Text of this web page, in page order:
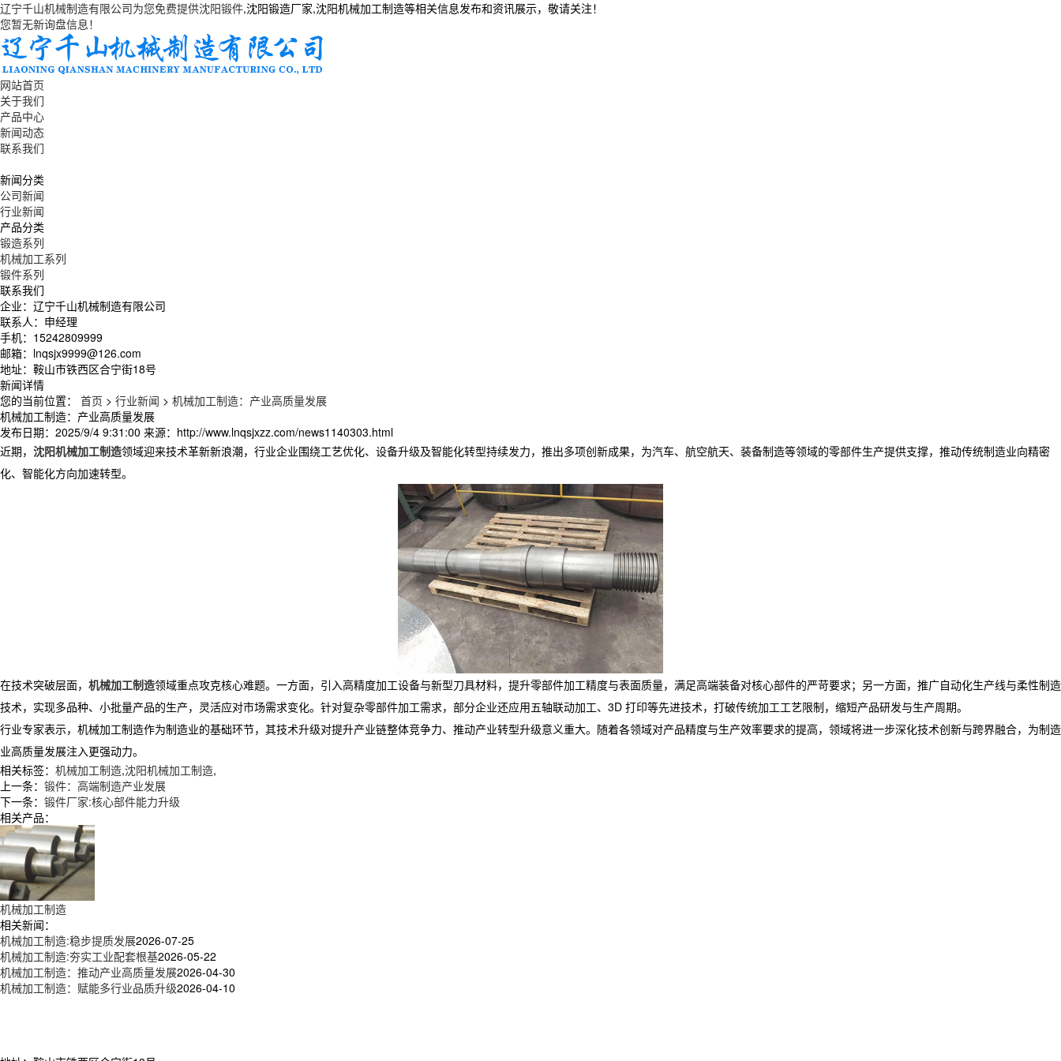
辽宁千山机械制造有限公司为您免费提供沈阳锻件,沈阳锻造厂家,沈阳机械加工制造等相关信息发布和资讯展示，敬请关注！
您暂无新询盘信息！
网站首页
关于我们
产品中心
新闻动态
联系我们
新闻分类
公司新闻
行业新闻
产品分类
锻造系列
机械加工系列
锻件系列
联系我们
企业：辽宁千山机械制造有限公司
联系人：申经理
手机：15242809999
邮箱：lnqsjx9999@126.com
地址：鞍山市铁西区合宁街18号
新闻详情
您的当前位置： 首页 > 行业新闻 > 机械加工制造：产业高质量发展
机械加工制造：产业高质量发展
发布日期： 2025/9/4 9:31:00 来源： http://www.lnqsjxzz.com/news1140303.html
近期， 沈阳机械加工制造领域迎来技术革新新浪潮，行业企业围绕工艺优化、设备升级及智能化转型持续发力，推出多项创新成果，为汽车、航空航天、装备制造等领域的零部件生产提供支撑，推动传统制造业向精密
化、智能化方向加速转型。
​ 在技术突破层面， 机械加工制造领域重点攻克核心难题。一方面，引入高精度加工设备与新型刀具材料，提升零部件加工精度与表面质量，满足高端装备对核心部件的严苛要求；另一方面，推广自动化生产线与柔性制造
技术，实现多品种、小批量产品的生产，灵活应对市场需求变化。针对复杂零部件加工需求，部分企业还应用五轴联动加工、3D 打印等先进技术，打破传统加工工艺限制，缩短产品研发与生产周期。
​​ 行业专家表示，机械加工制造作为制造业的基础环节，其技术升级对提升产业链整体竞争力、推动产业转型升级意义重大。随着各领域对产品精度与生产效率要求的提高，领域将进一步深化技术创新与跨界融合，为制造
业高质量发展注入更强动力。
相关标签： 机械加工制造,沈阳机械加工制造,
上一条： 锻件：高端制造产业发展
下一条： 锻件厂家:核心部件能力升级
相关产品：
机械加工制造
相关新闻：
机械加工制造:稳步提质发展2026-07-25
机械加工制造:夯实工业配套根基2026-05-22
机械加工制造：推动产业高质量发展2026-04-30
机械加工制造：赋能多行业品质升级2026-04-10